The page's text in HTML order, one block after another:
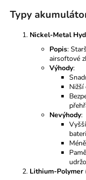
Typy
Nickel-Metal
Popis:
airsoftové
Výhody:
Nevýhody:
Lithium-Polymer